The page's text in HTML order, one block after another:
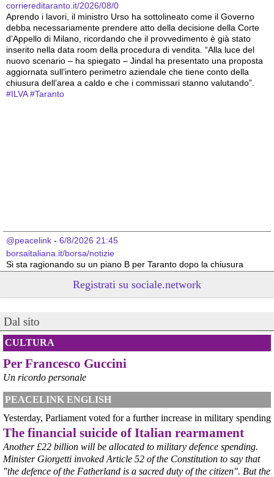
corriereditaranto.it/2026/08/0
Aprendo i lavori, il ministro Urso ha sottolineato come il Governo
debba necessariamente prendere atto della decisione della Corte
d’Appello di Milano, ricordando che il provvedimento è già stato
inserito nella data room della procedura di vendita. “Alla luce del
nuovo scenario – ha spiegato – Jindal ha presentato una proposta
aggiornata sull’intero perimetro aziendale che tiene conto della
chiusura dell’area a caldo e che i commissari stanno valutando”.
#ILVA #Taranto
@peacelink - 6/8/2026 21:45
borsaitaliana.it/borsa/notizie
Si sta ragionando su un piano B per Taranto dopo la chiusura
cronachetarantine.it/index.php
il Governo ha manifestato l’intenzione di predisporre un
provvedimento straordinario per attenuare le conseguenze
economiche e sociali della prevista fermata dell’area a caldo e ha
chiesto alle rappresentanze del territorio di formulare proposte
concrete per definirne i contenuti. Casartigiani valuta positivamente
#ILVA #Taranto
Registrati su sociale.network
Dal sito
CULTURA
Per Francesco Guccini
Un ricordo personale
PEACELINK ENGLISH
Yesterday, Parliament voted for a further increase in military spending
The financial suicide of Italian rearmament
Another £22 billion will be allocated to military defence spending.
Minister Giorgetti invoked Article 52 of the Constitution to say that
"the defence of the Fatherland is a sacred duty of the citizen". But the